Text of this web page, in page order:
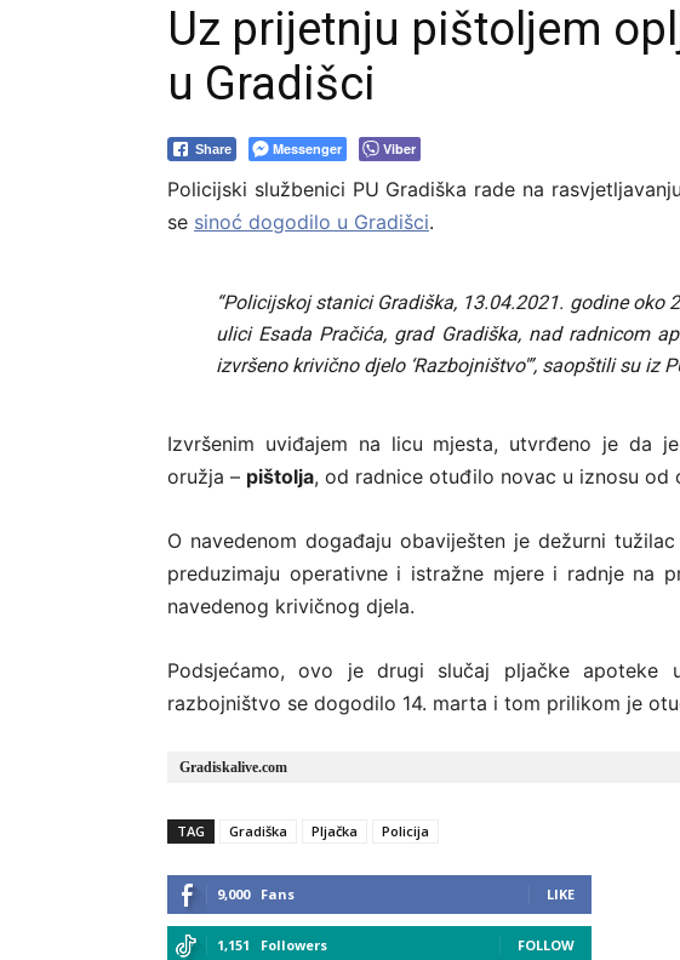
Uz prijetnju pištoljem
u Gradišci
Share Messenger Viber
Policijski službenici PU Gradiška rade na
se sinoć dogodilo u Gradišci.
“Policijskoj stanici Gradiška, 13.04.2021. godine oko
ulici Esada Pračića, grad Gradiška, nad radnicom
izvršeno krivično djelo ‘Razbojništvo'”, saopštili su iz
Izvršenim uviđajem na licu mjesta, utvrđeno je da
oružja – pištolja, od radnice otuđilo novac u iznosu od
O navedenom događaju obaviješten je dežurni
preduzimaju operativne i istražne mjere i radnje na
navedenog krivičnog djela.
Podsjećamo, ovo je drugi slučaj pljačke apoteke
razbojništvo se dogodilo 14. marta i tom prilikom je
Gradiskalive.com
TAG Gradiška Pljačka Policija
9,000 Fans LIKE
1,151 Followers FOLLOW